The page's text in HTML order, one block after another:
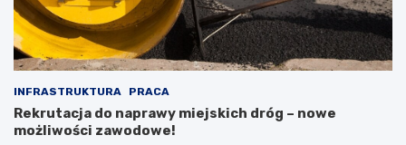
INFRASTRUKTURA PRACA
Rekrutacja do naprawy miejskich dróg – nowe
możliwości zawodowe!